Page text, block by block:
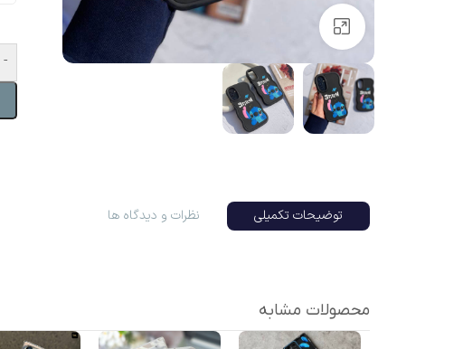
بزرگنمایی تصویر
-
توضیحات تکمیلی نظرات و دیدگاه ها
محصولات مشابه